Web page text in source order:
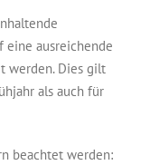
eine ausreichende
werden. Dies gilt
als auch für
beachtet werden: